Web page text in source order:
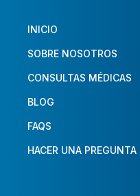
INICIO
SOBRE NOSOTROS
CONSULTAS MÉDICAS
BLOG
FAQS
HACER UNA PREGUNTA